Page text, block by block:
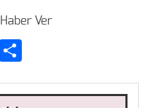
Ver
Pinterest